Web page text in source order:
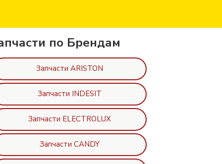
по Брендам
Запчасти ARISTON
Запчасти INDESIT
Запчасти ELECTROLUX
Запчасти CANDY